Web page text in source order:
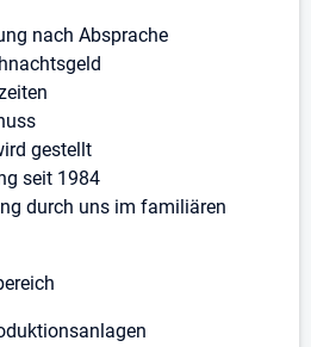
nach Absprache
gestellt
seit 1984
durch uns im familiären